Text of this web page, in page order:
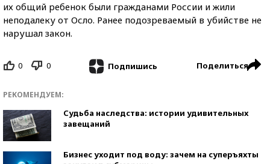
их общий ребенок были гражданами России и жили
неподалеку от Осло. Ранее подозреваемый в убийстве не
нарушал закон.
0 0 Подпишись Поделиться
РЕКОМЕНДУЕМ:
Судьба наследства: истории удивительных
завещаний
Бизнес уходит под воду: зачем на суперъяхты